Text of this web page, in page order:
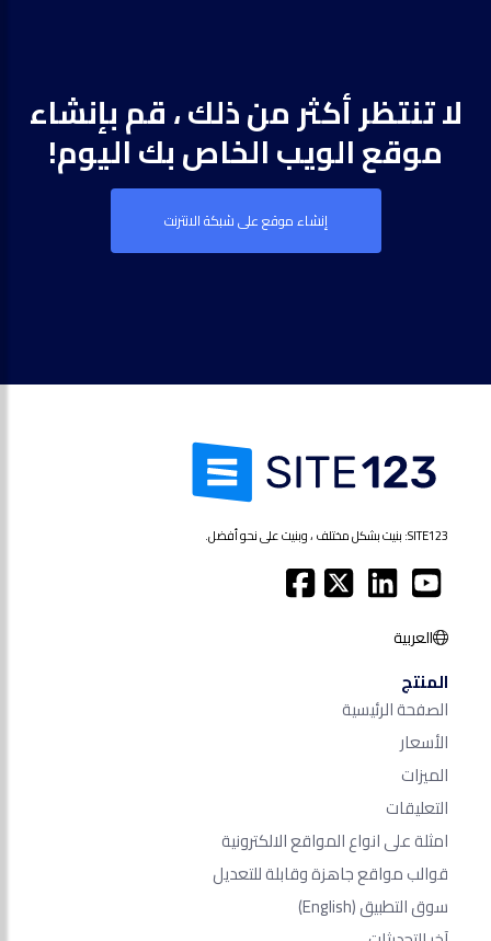
لا تنتظر أكثر من ذلك ، قم بإنشاء
موقع الويب الخاص بك اليوم!
إنشاء موقع على شبكة الانترنت
SITE123: بنيت بشكل مختلف ، وبنيت على نحو أفضل.
العربية
المنتج
الصفحة الرئيسية
الأسعار
الميزات
التعليقات
امثلة على انواع المواقع الالكترونية
قوالب مواقع جاهزة وقابلة للتعديل
سوق التطبيق(English)